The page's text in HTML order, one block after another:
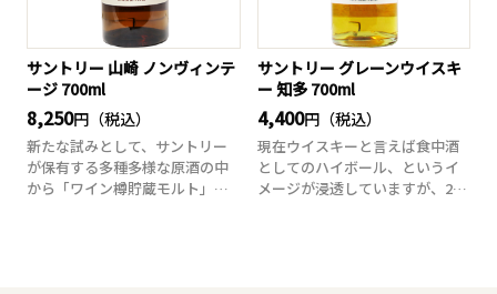
サントリー 山崎 ノンヴィンテ
ージ 700ml
8,250円（税込）
新たな試みとして、サントリー
が保有する多種多様な原酒の中
から「ワイン樽貯蔵モルト」を
サントリー グレーンウイスキ
ー 知多 700ml
4,400円（税込）
現在ウイスキーと言えば食中酒
としてのハイボール、というイ
メージが浸透していますが、201